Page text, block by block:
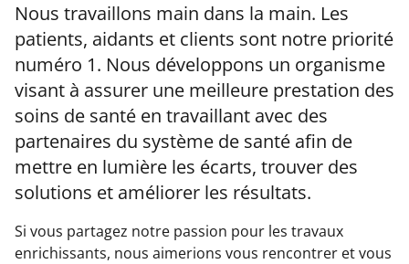
Nous travaillons main dans la main. Les
patients, aidants et clients sont notre priorité
numéro 1. Nous développons un organisme
visant à assurer une meilleure prestation des
soins de santé en travaillant avec des
partenaires du système de santé afin de
mettre en lumière les écarts, trouver des
solutions et améliorer les résultats.
Si vous partagez notre passion pour les travaux
enrichissants, nous aimerions vous rencontrer et vous